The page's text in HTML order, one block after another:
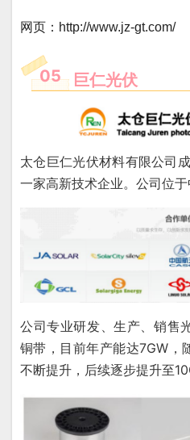
网页：http://www.jz-gt.com/
05 巨仁光伏
太仓巨仁光伏材料有限公司
一家高新技术企业。公司位于
公司专业研发、生产、销售
铜带，目前年产能达7GW，
不断提升，后续逐步提升至